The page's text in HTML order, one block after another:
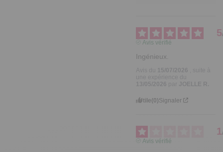
5
Avis vérifié
Ingénieux.
Utile(0)Signaler
1
Avis vérifié